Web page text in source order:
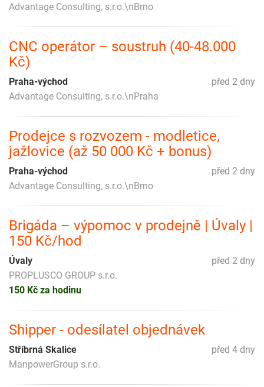
Advantage Consulting, s.r.o.\nBrno
CNC operátor – soustruh (40-48.000
Kč)
před 2 dny
Praha-východ
Advantage Consulting, s.r.o.\nPraha
Prodejce s rozvozem - modletice,
jažlovice (až 50 000 Kč + bonus)
před 2 dny
Praha-východ
Advantage Consulting, s.r.o.\nBrno
Brigáda – výpomoc v prodejně | Úvaly |
150 Kč/hod
před 2 dny
Úvaly
PROPLUSCO GROUP s.r.o.
150 Kč za hodinu
Shipper - odesílatel objednávek
před 4 dny
Stříbrná Skalice
ManpowerGroup s.r.o.